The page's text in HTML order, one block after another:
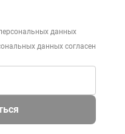
данных
данных согласен